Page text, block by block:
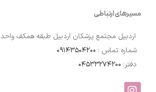
مسیرهای ارتباطی
اردبیل مجتمع پزشکان اردبیل طبقه همکف واحد 13
شماره تماس : ۰۹۱۴۳۵۰۴۲۰۰
دفتر: ۰۴۵۳۳۲۷۴۲۰۰